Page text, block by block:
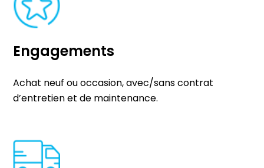
Engagements
Achat neuf ou occasion, avec/sans contrat
d’entretien et de maintenance.